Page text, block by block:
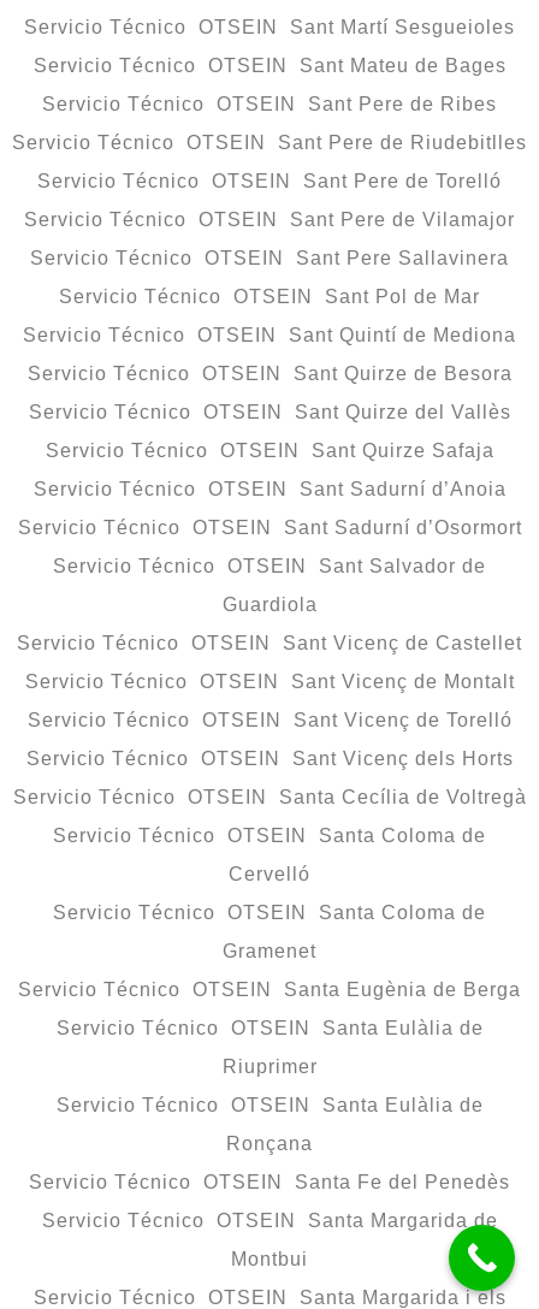
Servicio Técnico OTSEIN Sant Martí Sesgueioles
Servicio Técnico OTSEIN Sant Mateu de Bages
Servicio Técnico OTSEIN Sant Pere de Ribes
Servicio Técnico OTSEIN Sant Pere de Riudebitlles
Servicio Técnico OTSEIN Sant Pere de Torelló
Servicio Técnico OTSEIN Sant Pere de Vilamajor
Servicio Técnico OTSEIN Sant Pere Sallavinera
Servicio Técnico OTSEIN Sant Pol de Mar
Servicio Técnico OTSEIN Sant Quintí de Mediona
Servicio Técnico OTSEIN Sant Quirze de Besora
Servicio Técnico OTSEIN Sant Quirze del Vallès
Servicio Técnico OTSEIN Sant Quirze Safaja
Servicio Técnico OTSEIN Sant Sadurní d’Anoia
Servicio Técnico OTSEIN Sant Sadurní d’Osormort
Servicio Técnico OTSEIN Sant Salvador de
Guardiola
Servicio Técnico OTSEIN Sant Vicenç de Castellet
Servicio Técnico OTSEIN Sant Vicenç de Montalt
Servicio Técnico OTSEIN Sant Vicenç de Torelló
Servicio Técnico OTSEIN Sant Vicenç dels Horts
Servicio Técnico OTSEIN Santa Cecília de Voltregà
Servicio Técnico OTSEIN Santa Coloma de
Cervelló
Servicio Técnico OTSEIN Santa Coloma de
Gramenet
Servicio Técnico OTSEIN Santa Eugènia de Berga
Servicio Técnico OTSEIN Santa Eulàlia de
Riuprimer
Servicio Técnico OTSEIN Santa Eulàlia de
Ronçana
Servicio Técnico OTSEIN Santa Fe del Penedès
Servicio Técnico OTSEIN Santa Margarida de
Montbui
Servicio Técnico OTSEIN Santa Margarida i els